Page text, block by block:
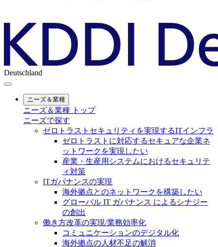
Deutschland
ニーズ＆業種
ニーズ＆業種 トップ
ニーズで探す
ゼロトラストセキュリティを実現するITインフラ
ゼロトラストに対応するセキュアな企業ネ
ットワークを実現したい
産業・生産用システムにおけるセキュリテ
ィ対策
ITガバナンスの実現
海外拠点とのネットワークを構築したい
グローバル IT ガバナンス によるシナジー
の創出
働き方改革の実現/業務効率化
コミュニケーションのデジタル化
海外拠点の人材不足の解消